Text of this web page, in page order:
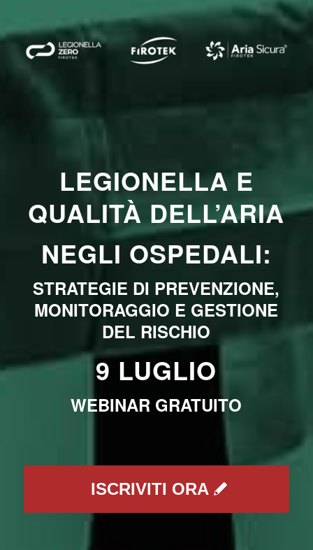
LEGIONELLA E
QUALITÀ DELL’ARIA
NEGLI OSPEDALI:
STRATEGIE DI PREVENZIONE,
MONITORAGGIO E GESTIONE
DEL RISCHIO
9 LUGLIO
WEBINAR GRATUITO
ISCRIVITI ORA